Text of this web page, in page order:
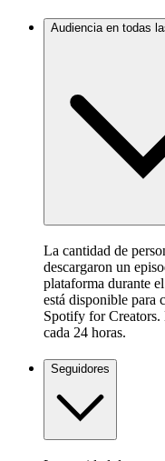
Audiencia en todas
La cantidad de
descargaron un
plataforma durante
está disponible para
Spotify for Creators.
cada 24 horas.
Seguidores